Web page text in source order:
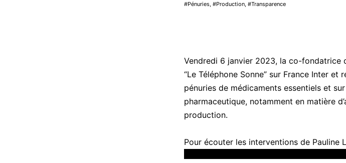
Pénuries
Production Transparence
Vendredi 6 janvier 2023, la co-fondatrice
“Le Téléphone Sonne” sur France Inter
pénuries de médicaments essentiels et
pharmaceutique, notamment en matière
production.
Pour écouter les interventions de Pauline